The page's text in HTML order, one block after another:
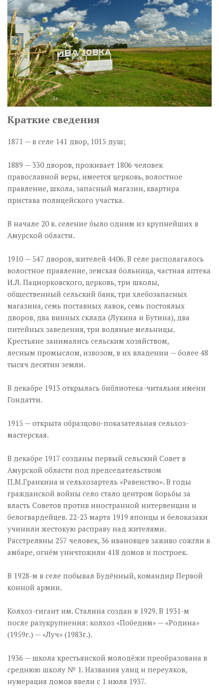
Краткие сведения
1871 — в селе 141 двор, 1015 душ;
1889 — 330 дворов, проживает 1806 человек
православной веры, имеется церковь, волостное
правление, школа, запасный магазин, квартира
пристава полицейского участка.
В начале 20 в. селение было одним из крупнейших в
Амурской области.
1910 — 547 дворов, жителей 4406. В селе располагалось
волостное правление, земская больница, частная аптека
И.Л. Пациорковского, церковь, три школы,
общественный сельский банк, три хлебозапасных
магазина, семь поставных лавок, семь постоялых
дворов, два винных склада (Лукина и Бутина), два
питейных заведения, три водяные мельницы.
Крестьяне занимались сельским хозяйством,
лесным промыслом, извозом, в их владении — более 48
тысяч десятин земли.
В декабре 1913 открылась библиотека-читальня имени
Гондатти.
1915 — открыта образцово-показательная сельхоз-
мастерская.
В декабре 1917 созданы первый сельский Совет в
Амурской области под председательством
П.М.Гранкина и сельхозартель «Равенство». В годы
гражданской войны село стало центром борьбы за
власть Советов против иностранной интервенции и
белогвардейцев. 22-23 марта 1919 японцы и белоказаки
учинили жестокую расправу над жителями.
Расстреляны 257 человек, 36 ивановцев заживо сожгли в
амбаре, огнём уничтожили 418 домов и построек.
В 1928-м в селе побывал Будённый, командир Первой
конной армии.
Колхоз-гигант им. Сталина создан в 1929. В 1931-м
после разукрупнения: колхоз «Победим» — «Родина»
(1959г.) — «Луч» (1983г.).
1936 — школа крестьянской молодёжи преобразована в
среднюю школу № 1. Названия улиц и переулков,
нумерация домов ввели с 1 июля 1937.